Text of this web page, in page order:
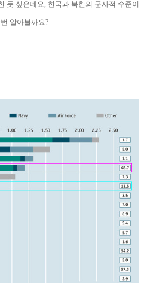
듯 싶은데요, 한국과 북한의 군사적 수준이
알아볼까요?